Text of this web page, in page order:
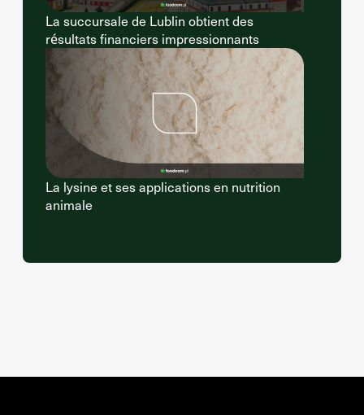
La succursale de Lublin obtient des
résultats financiers impressionnants
La lysine et ses applications en nutrition
animale